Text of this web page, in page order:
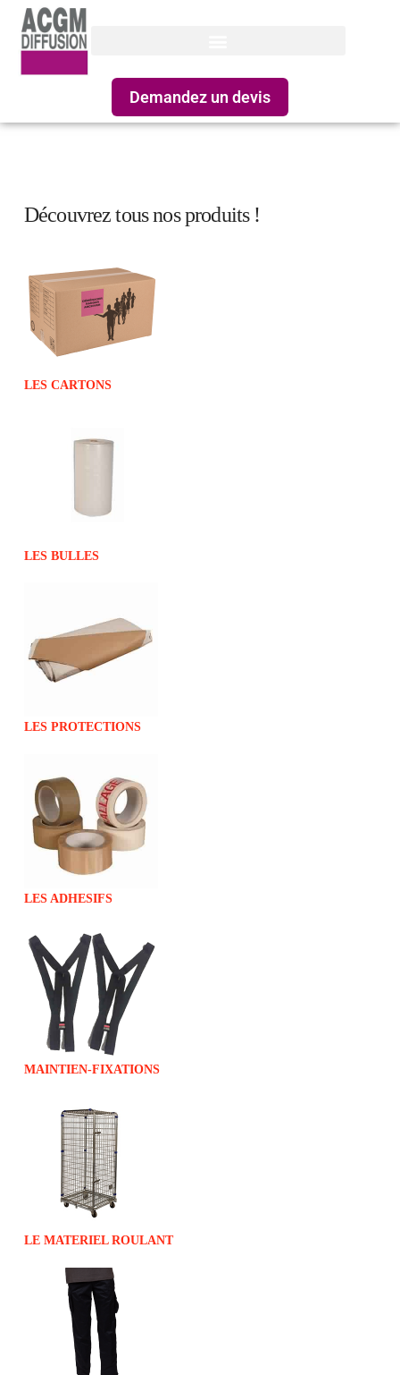
Demandez un devis
Découvrez tous nos produits !
LES CARTONS
LES BULLES
LES PROTECTIONS
LES ADHESIFS
MAINTIEN-FIXATIONS
LE MATERIEL ROULANT